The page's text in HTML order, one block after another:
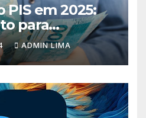
PIS em 2025:
para
ADMIN LIMA